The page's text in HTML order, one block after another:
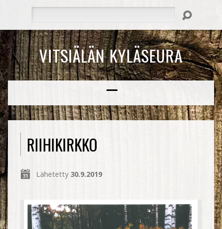
VITSIÄLÄN KYLÄSEURA
RIIHIKIRKKO
Lähetetty 30.9.2019